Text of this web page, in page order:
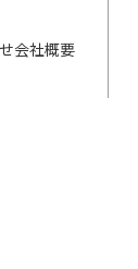
会社概要